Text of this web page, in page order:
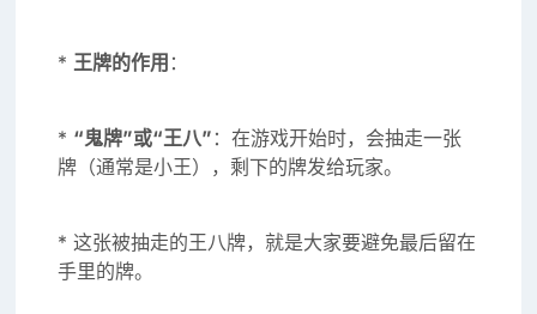
* 王牌的作用 ：
* “鬼牌”或“王八” ：在游戏开始时，会抽走一张
牌（通常是小王），剩下的牌发给玩家。
* 这张被抽走的王八牌，就是大家要避免最后留在
手里的牌。